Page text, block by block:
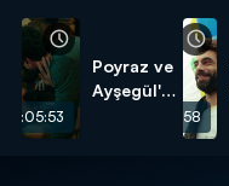
00:05:53
Poyraz ve
Ayşegül'ün
00:05:58